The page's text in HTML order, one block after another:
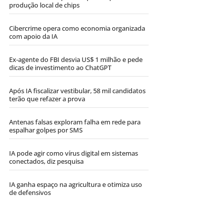
produção local de chips
Cibercrime opera como economia organizada
com apoio da IA
Ex-agente do FBI desvia US$ 1 milhão e pede
dicas de investimento ao ChatGPT
Após IA fiscalizar vestibular, 58 mil candidatos
terão que refazer a prova
Antenas falsas exploram falha em rede para
espalhar golpes por SMS
IA pode agir como vírus digital em sistemas
conectados, diz pesquisa
IA ganha espaço na agricultura e otimiza uso
de defensivos